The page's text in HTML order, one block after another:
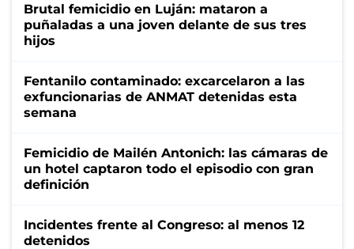
Brutal femicidio en Luján: mataron a
puñaladas a una joven delante de sus tres
hijos
Fentanilo contaminado: excarcelaron a las
exfuncionarias de ANMAT detenidas esta
semana
Femicidio de Mailén Antonich: las cámaras de
un hotel captaron todo el episodio con gran
definición
Incidentes frente al Congreso: al menos 12
detenidos